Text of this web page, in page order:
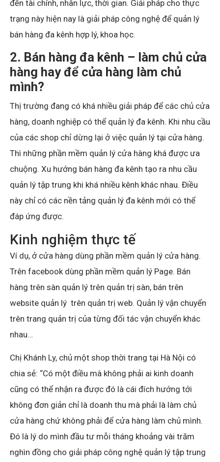
đến tài chính, nhân lực, thời gian. Giải pháp cho thực
trạng này hiện nay là giải pháp công nghệ để quản lý
bán hàng đa kênh hợp lý, khoa học.
2. Bán hàng đa kênh – làm chủ cửa
hàng hay để cửa hàng làm chủ
mình?
Thị trường đang có khá nhiều giải pháp để các chủ cửa
hàng, doanh nghiệp có thể quản lý đa kênh. Khi nhu cầu
của các shop chỉ dừng lại ở việc quản lý tại cửa hàng.
Thì những phần mềm quản lý cửa hàng khá được ưa
chuộng. Xu hướng bán hàng đa kênh tạo ra nhu cầu
quản lý tập trung khi khá nhiều kênh khác nhau. Điều
này chỉ có các nền tảng quản lý đa kênh mới có thể
đáp ứng được.
Kinh nghiệm thực tế
Ví dụ, ở cửa hàng dùng phần mềm quản lý cửa hàng.
Trên facebook dùng phần mềm quản lý Page. Bán
hàng trên sàn quản lý trên quản trị sàn, bán trên
website quản lý trên quản trị web. Quản lý vận chuyển
trên trang quản trị của từng đối tác vận chuyển khác
nhau…
Chị Khánh Ly, chủ một shop thời trang tại Hà Nội có
chia sẻ: “Có một điều mà không phải ai kinh doanh
cũng có thể nhận ra được đó là cái đích hướng tới
không đơn giản chỉ là doanh thu mà phải là làm chủ
cửa hàng chứ không phải để cửa hàng làm chủ mình.
Đó là lý do mình đầu tư mỗi tháng khoảng vài trăm
nghìn đồng cho giải pháp công nghệ quản lý tập trung